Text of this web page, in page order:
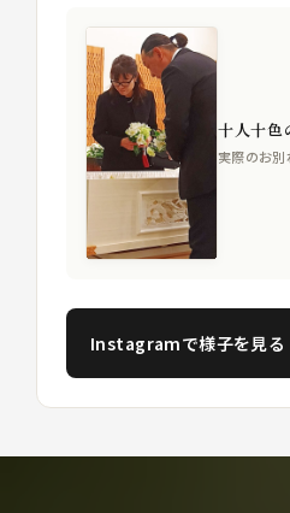
十人十色
実際のお
Instagramで様子を見る